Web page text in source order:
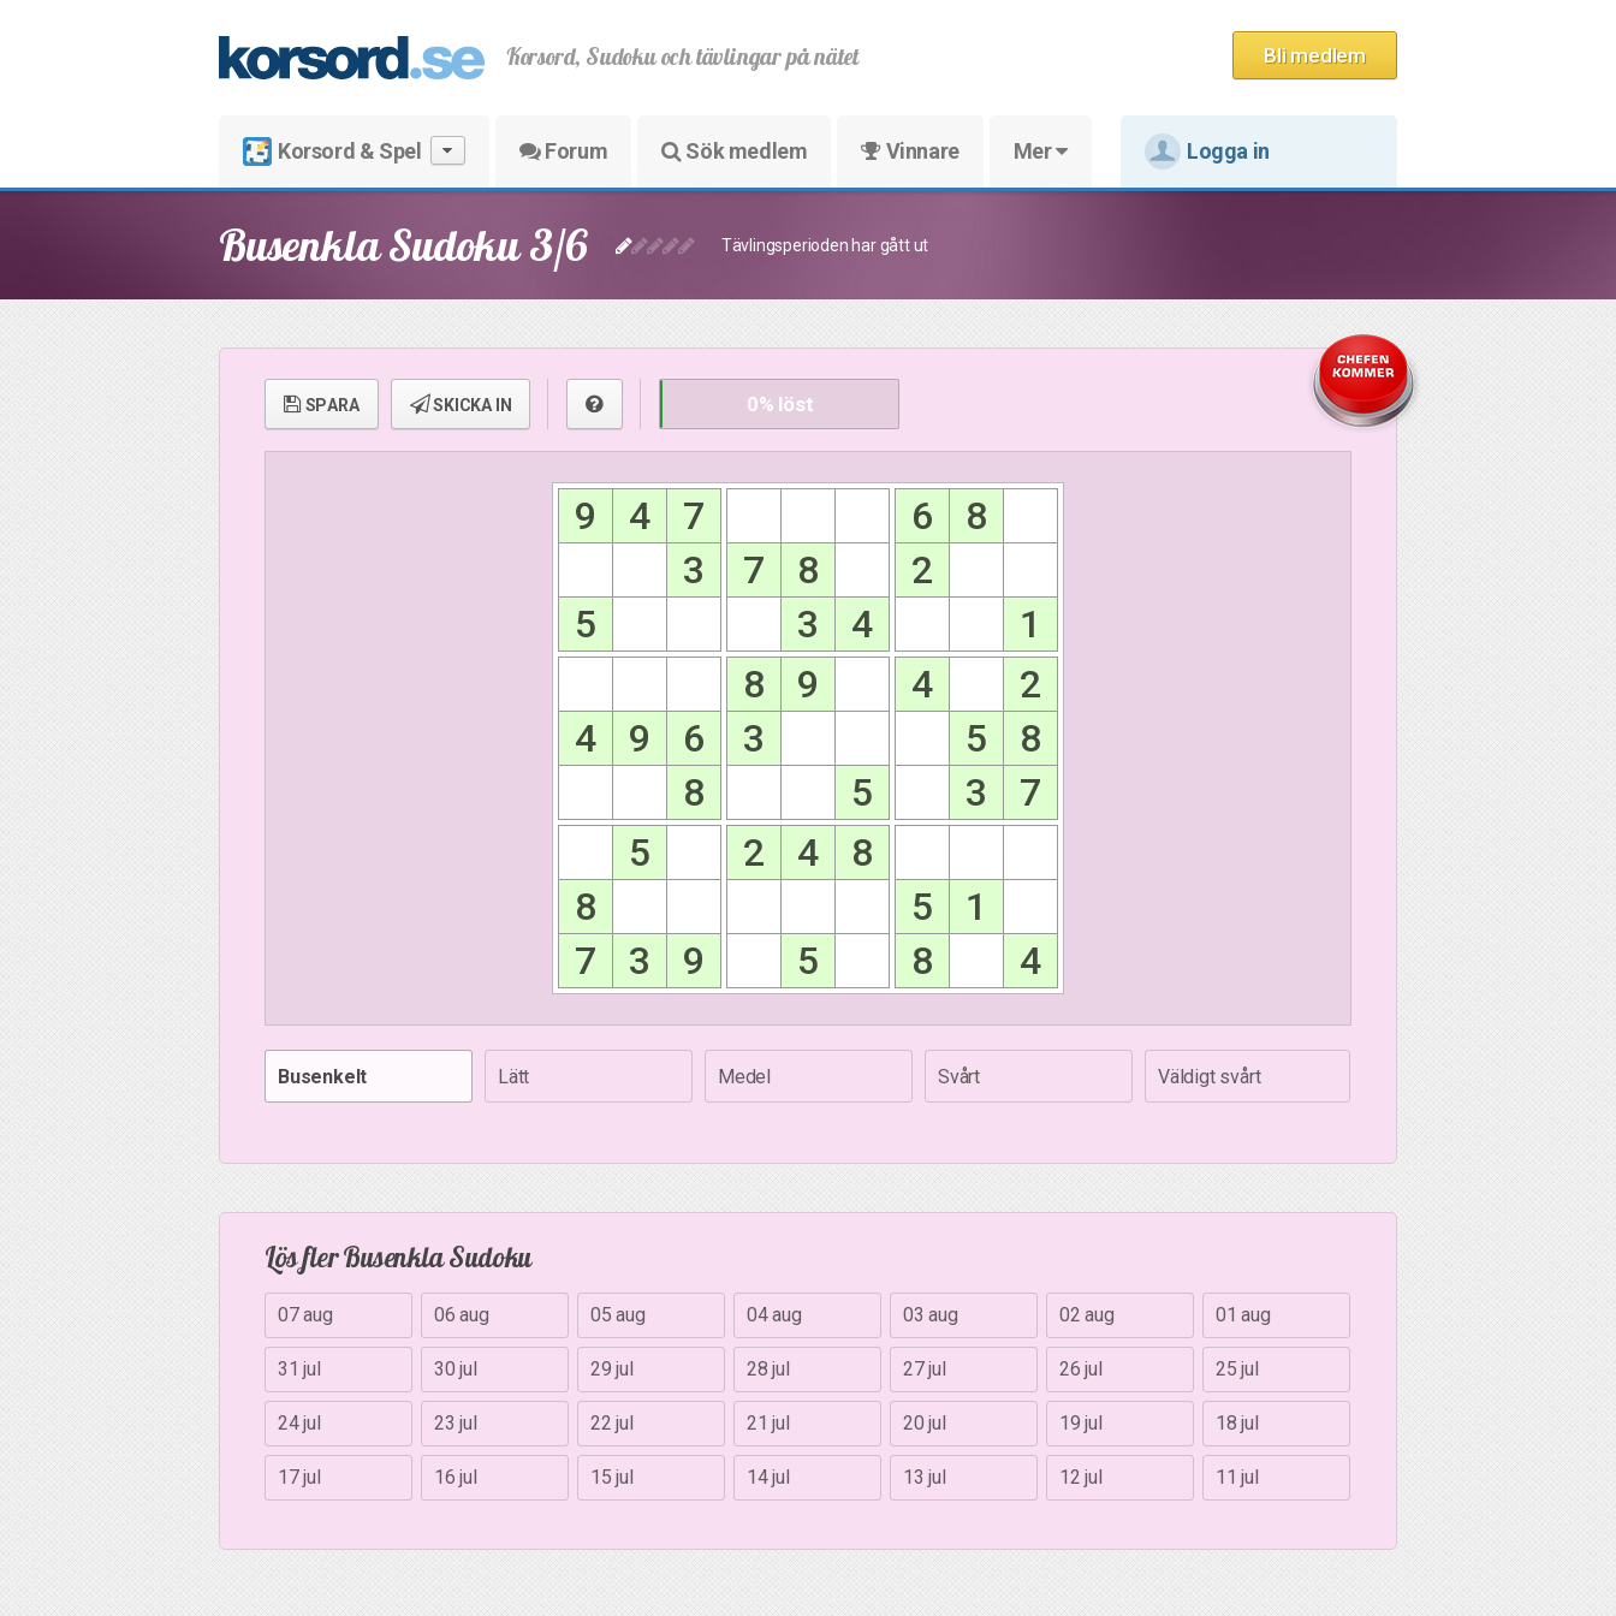
Bli medlem
Korsord, Sudoku och tävlingar på nätet
Korsord & Spel Forum Sök medlem Vinnare Mer Logga in
Busenkla Sudoku 3/6 Tävlingsperioden har gått ut
SPARA SKICKA IN 0% löst
9 4 7 6
8
3
7 8
2
5
3 4
1
8
9 4
2
4
9 6 3 5
8
8
5 3
7
5
2 4
8
8
5
1
7
3 9 5 8 4
Busenkelt Lätt Medel Svårt Väldigt svårt
Lös fler Busenkla Sudoku
07 aug 06 aug 05 aug 04 aug 03 aug 02 aug 01 aug
31 jul 30 jul 29 jul 28 jul 27 jul 26 jul 25 jul
24 jul 23 jul 22 jul 21 jul 20 jul 19 jul 18 jul
17 jul 16 jul 15 jul 14 jul 13 jul 12 jul 11 jul